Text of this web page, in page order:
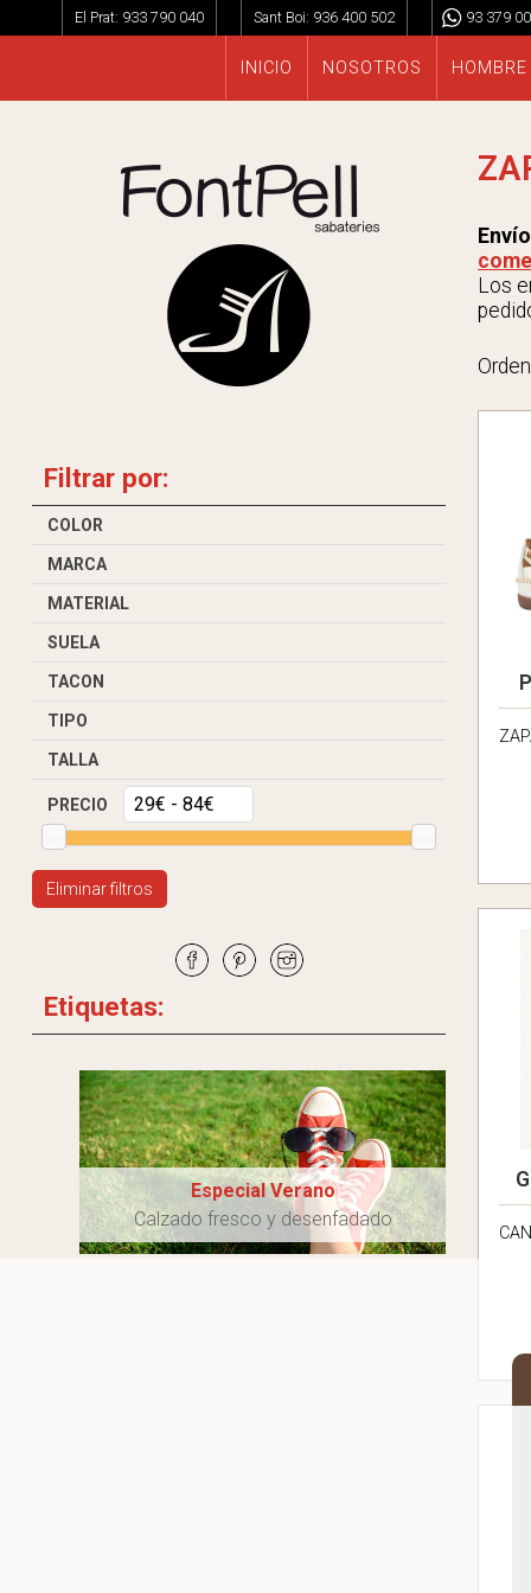
El Prat: 933 790 040 Sant Boi: 936 400 502 93 379
INICIO NOSOTROS HOMBRE
Filtrar por:
COLOR
MARCA
MATERIAL
SUELA
TACON
TIPO
TALLA
PRECIO
Eliminar filtros
Etiquetas:
Especial Verano
Calzado fresco y desenfadado
Los